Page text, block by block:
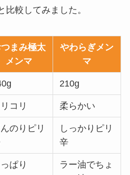
比較してみました。
まみ極太
メンマ
やわらぎメン
マ
210g
コリ 柔らかい
のりピリ
しっかりピリ
辛
ぱり
ラー油でちょ